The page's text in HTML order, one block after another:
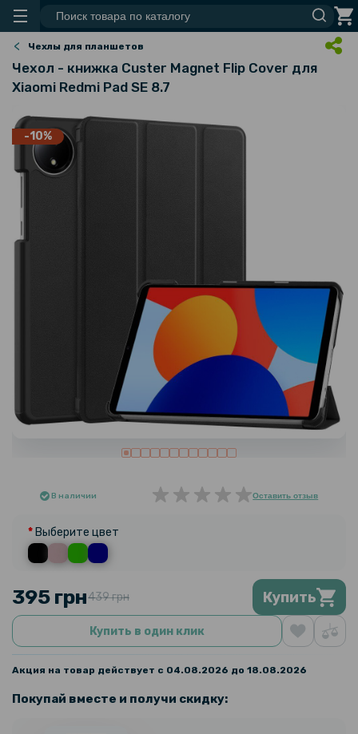
Чехлы для планшетов
Чехол - книжка Custer Magnet Flip Cover для
Xiaomi Redmi Pad SE 8.7
-10%
В наличии Оставить отзыв
Выберите цвет
395 грн439 грн Купить
Купить в один клик
Акция на товар действует с 04.08.2026 до 18.08.2026
Покупай вместе и получи скидку: